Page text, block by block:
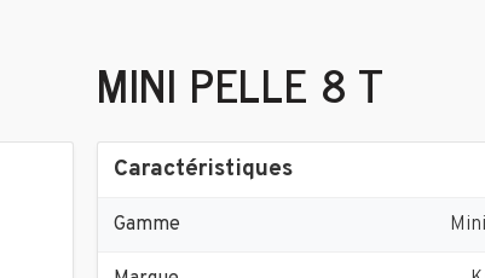
MINI PELLE 8 T
Caractéristiques
Gamme